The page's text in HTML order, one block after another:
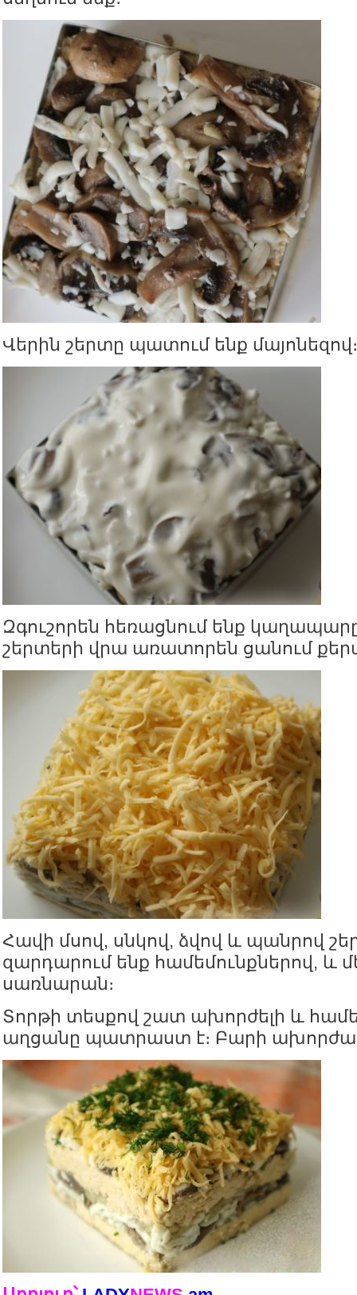
Վերին շերտը պատում ենք մայոնեզով։
Զգուշորեն հեռացնում ենք
շերտերի վրա առատորեն ցանում
Հավի մսով, սնկով, ձվով և պանրով
զարդարում ենք համեմունքներով, և
սառնարան։
Տորթի տեսքով շատ ախորժելի և
աղցանը պատրաստ է։ Բարի